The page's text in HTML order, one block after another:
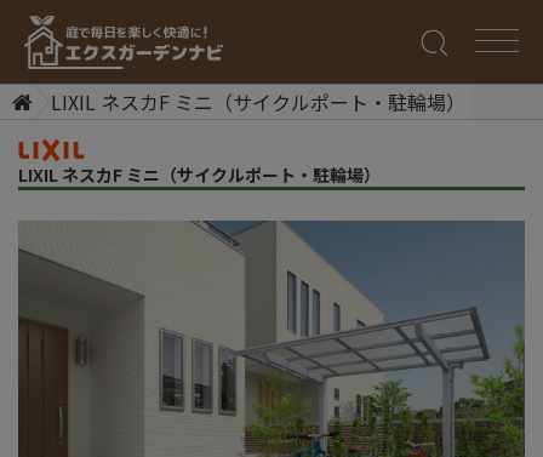
LIXIL ネスカF ミニ（サイクルポート・駐輪場）
LIXIL ネスカF ミニ（サイクルポート・駐輪場）